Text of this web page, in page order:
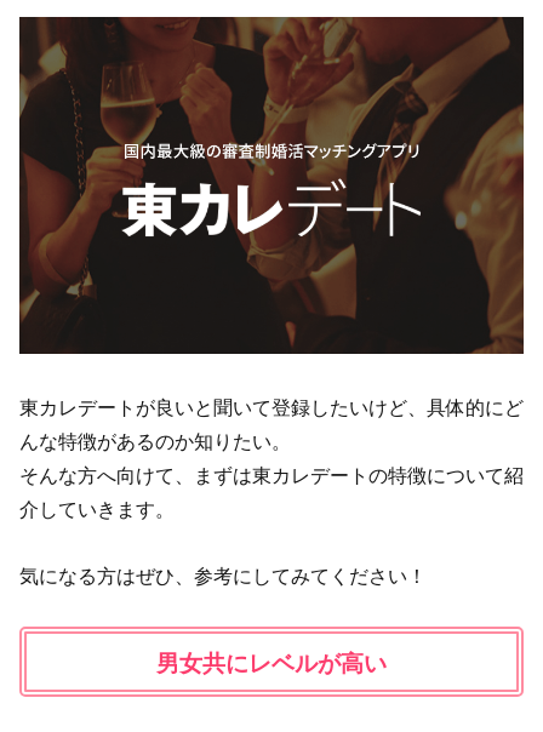
東カレデートが良いと聞いて登録したいけど、具体的にど
んな特徴があるのか知りたい。
そんな方へ向けて、まずは東カレデートの特徴について紹
介していきます。
気になる方はぜひ、参考にしてみてください！
男女共にレベルが高い